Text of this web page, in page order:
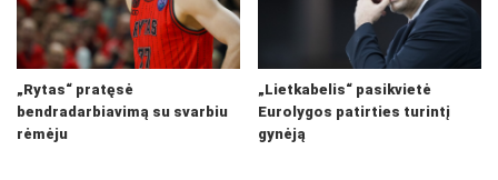
„Rytas“ pratęsė
bendradarbiavimą su svarbiu
rėmėju
„Lietkabelis“ pasikvietė
Eurolygos patirties turintį
gynėją